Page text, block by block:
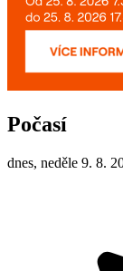
Počasí
dnes, neděle 9. 8.